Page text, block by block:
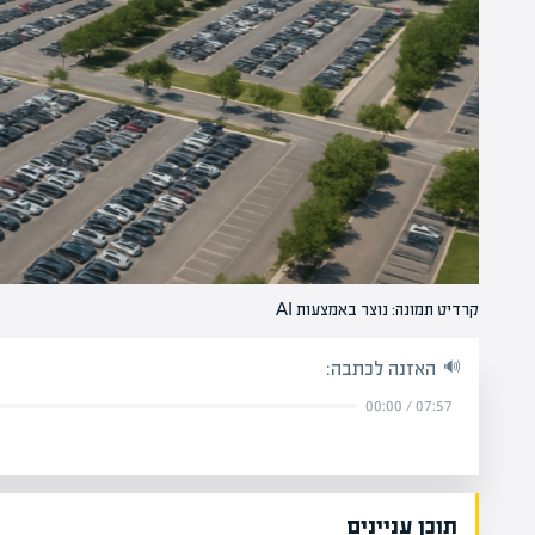
קרדיט תמונה: נוצר באמצעות AI
האזנה לכתבה:
07:57
/
00:00
תוכן עניינים